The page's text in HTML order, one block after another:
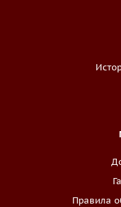
Правила